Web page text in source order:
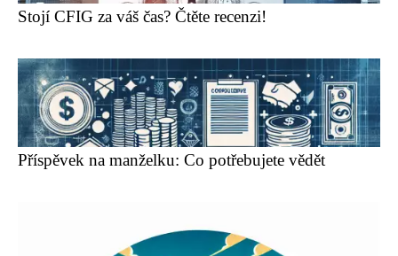
Stojí CFIG za váš čas? Čtěte recenzi!
Příspěvek na manželku: Co potřebujete vědět